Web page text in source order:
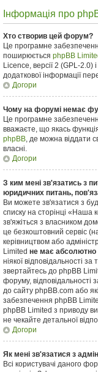
Інформація про
Хто створив цей форум?
Це програмне
поширюється phpBB
Licence, версії 2 (GPL-
додаткової інформації
Догори
Чому на форумі немає
Це програмне
вважаєте, що якась
phpBB, де можна віддати
власні.
Догори
З ким мені зв'язатись з
юридичних питань,
Ви можете зв'язатися з
списку на сторінці «Наша
зв'яжіться з власником
це безкоштовний сервіс
керівництвом або
Limited не має абсолютно
ніякої відповідальності
звертайтесь до phpBB
форуму, відповідальності
до сайту phpBB.com або
забезпечення phpBB
phpBB Limited з приводу
не чекайте детальної
Догори
Як мені зв'язатися з
Всі користувачі даного